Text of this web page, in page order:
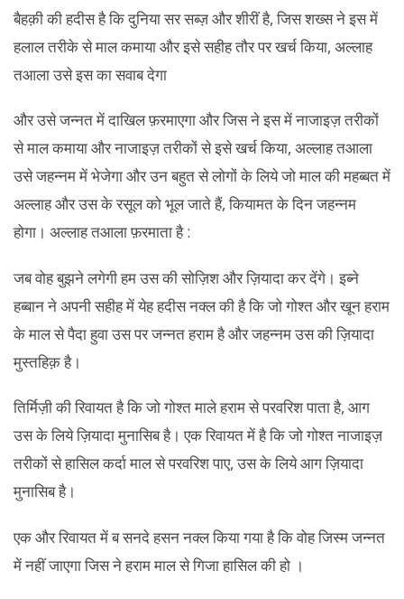
बैहक़ी की हदीस है कि दुनिया सर सब्ज़ और शीरीं है, जिस शख्स ने इस में
हलाल तरीके से माल कमाया और इसे सहीह तौर पर खर्च किया, अल्लाह
तआला उसे इस का सवाब देगा
और उसे जन्नत में दाखिल फ़रमाएगा और जिस ने इस में नाजाइज़ तरीकों
से माल कमाया और नाजाइज़ तरीकों से इसे खर्च किया, अल्लाह तआला
उसे जहन्नम में भेजेगा और उन बहुत से लोगों के लिये जो माल की महब्बत में
अल्लाह और उस के रसूल को भूल जाते हैं, कियामत के दिन जहन्नम
होगा। अल्लाह तआला फ़रमाता है :
जब वोह बुझने लगेगी हम उस की सोज़िश और ज़ियादा कर देंगे। इब्ने
हब्बान ने अपनी सहीह में येह हदीस नक्ल की है कि जो गोश्त और खून हराम
के माल से पैदा हुवा उस पर जन्नत हराम है और जहन्नम उस की ज़ियादा
मुस्तहिक़ है।
तिर्मिज़ी की रिवायत है कि जो गोश्त माले हराम से परवरिश पाता है, आग
उस के लिये ज़ियादा मुनासिब है। एक रिवायत में है कि जो गोश्त नाजाइज़
तरीकों से हासिल कर्दा माल से परवरिश पाए, उस के लिये आग ज़ियादा
मुनासिब है।
एक और रिवायत में ब सनदे हसन नक्ल किया गया है कि वोह जिस्म जन्नत
में नहीं जाएगा जिस ने हराम माल से गिजा हासिल की हो ।